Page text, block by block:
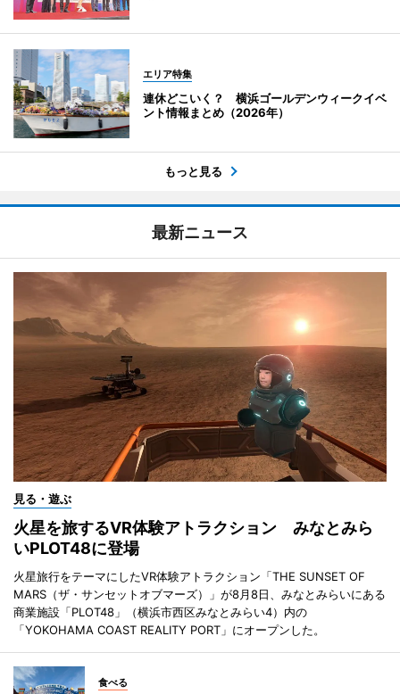
エリア特集
連休どこいく？ 横浜ゴールデンウィークイベ
ント情報まとめ（2026年）
もっと見る
最新ニュース
見る・遊ぶ
火星を旅するVR体験アトラクション みなとみら
いPLOT48に登場
火星旅行をテーマにしたVR体験アトラクション「THE SUNSET OF
MARS（ザ・サンセットオブマーズ）」が8月8日、みなとみらいにある
商業施設「PLOT48」（横浜市西区みなとみらい4）内の
「YOKOHAMA COAST REALITY PORT」にオープンした。
食べる